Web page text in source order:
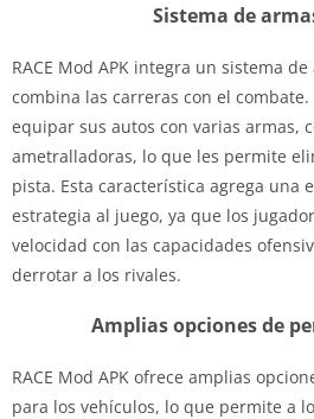
Sistema de
RACE Mod APK integra un sistema
combina las carreras con el
equipar sus autos con varias armas,
ametralladoras, lo que les permite
pista. Esta característica agrega una
estrategia al juego, ya que los
velocidad con las capacidades
derrotar a los rivales.
Amplias opciones de
RACE Mod APK ofrece amplias
para los vehículos, lo que permite a